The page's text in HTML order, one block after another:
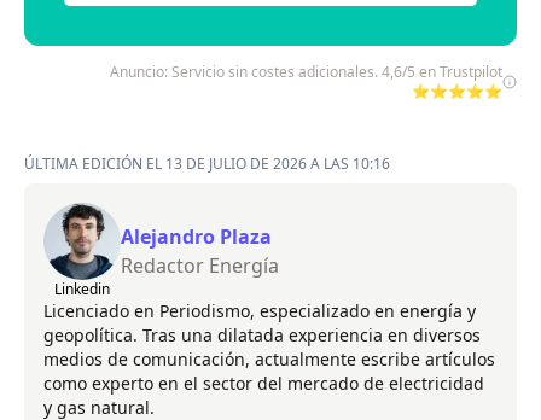
Anuncio: Servicio sin costes adicionales. 4,6/5 en Trustpilot
⭐⭐⭐⭐⭐
ÚLTIMA EDICIÓN EL 13 DE JULIO DE 2026 A LAS 10:16
Linkedin
Alejandro Plaza
Redactor Energía
Licenciado en Periodismo, especializado en energía y
geopolítica. Tras una dilatada experiencia en diversos
medios de comunicación, actualmente escribe artículos
como experto en el sector del mercado de electricidad
y gas natural.